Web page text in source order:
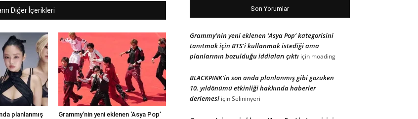
Diğer İçerikleri
planlanmış
Grammy’nin yeni eklenen ‘Asya Pop’
Son Yorumlar
Grammy’nin yeni eklenen ‘Asya Pop’ kategorisini
tanıtmak için BTS’i kullanmak istediği ama
planlarının bozulduğu iddiaları çıktı için moading
BLACKPINK’in son anda planlanmış gibi gözüken
10. yıldönümü etkinliği hakkında haberler
derlemesi içinSelininyeri